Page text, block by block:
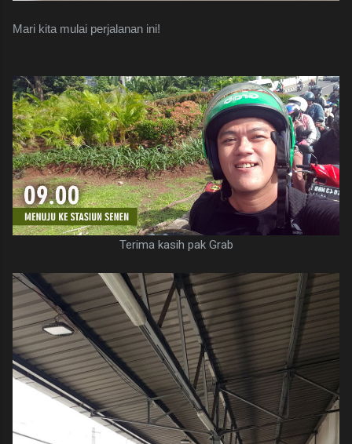
Mari kita mulai perjalanan ini!
Terima kasih pak Grab